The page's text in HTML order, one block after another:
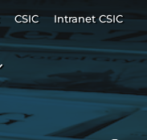
CSIC Intranet CSIC